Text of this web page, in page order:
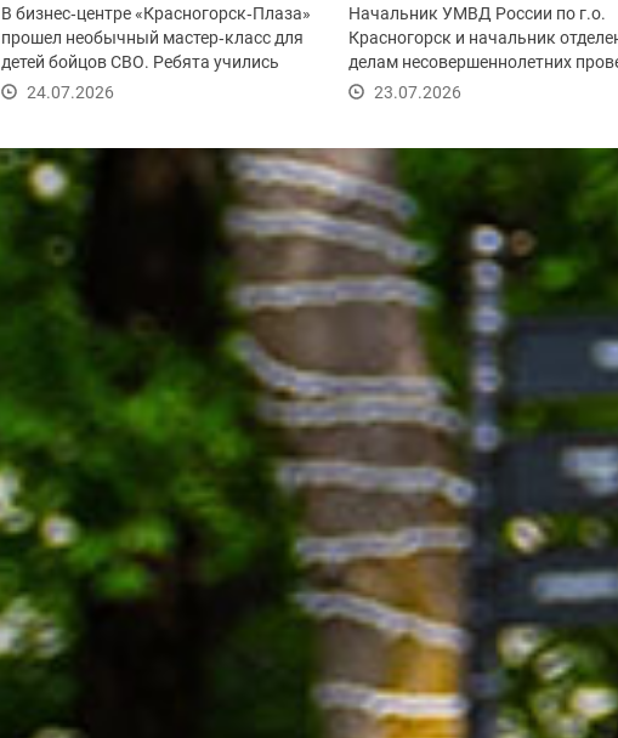
В бизнес‑центре «Красногорск‑Плаза»
прошел необычный мастер‑класс для
детей бойцов СВО. Ребята учились
правилам...
24.07.2026
Начальник УМВД России по г.о.
Красногорск и начальник
делам несовершеннолетних
мероприятие в...
23.07.2026